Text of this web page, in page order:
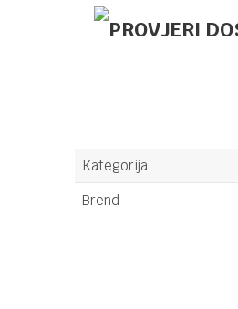
Kategorija
Brend